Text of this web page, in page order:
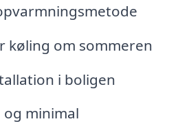
køling om sommeren
i boligen
og minimal